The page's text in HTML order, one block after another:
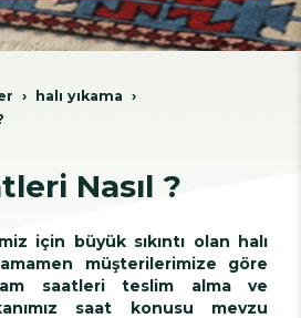
hali yikama
Nasıl ?
için büyük sıkıntı olan halı
müşterilerimize göre
saatleri teslim alma ve
saat konusu mevzu